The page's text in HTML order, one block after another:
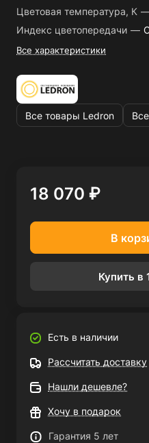
Цветовая температура, К
Индекс цветопередачи —
Все характеристики
Все товары Ledron
18 070 ₽
В
Купить в
Есть в наличии
Рассчитать доставку
Нашли дешевле?
Хочу в подарок
Гарантия 5 лет